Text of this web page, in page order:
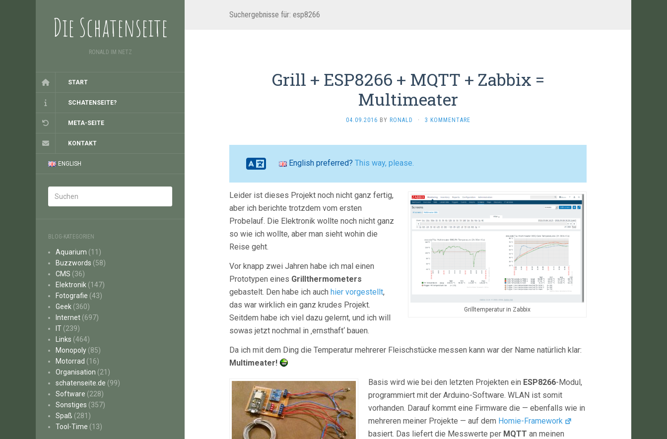
Die Schatenseite
RONALD IM NETZ
START
SCHATENSEITE?
META-SEITE
KONTAKT
ENGLISH
BLOG-KATEGORIEN
Aquarium (11)
Buzzwords (58)
CMS (36)
Elektronik (147)
Fotografie (43)
Geek (360)
Internet (697)
IT (239)
Links (464)
Monopoly (85)
Motorrad (16)
Organisation (21)
schatenseite.de (99)
Software (228)
Sonstiges (357)
Spaß (281)
Tool-Time (13)
Suchergebnisse für: esp8266
Grill + ESP8266 + MQTT + Zabbix =
Multimeater
04.09.2016 BY RONALD · 3 KOMMENTARE
English preferred? This way, please.
Grilltemperatur in Zabbix
Leider ist dieses Projekt noch nicht ganz fertig,
aber ich berichte trotzdem vom ersten
Probelauf. Die Elektronik wollte noch nicht ganz
so wie ich wollte, aber man sieht wohin die
Reise geht.
Vor knapp zwei Jahren habe ich mal einen
Prototypen eines Grillthermometers
gebastelt. Den habe ich auch hier vorgestellt,
das war wirklich ein ganz krudes Projekt.
Seitdem habe ich viel dazu gelernt, und ich will
sowas jetzt nochmal in ‚ernsthaft‘ bauen.
Da ich mit dem Ding die Temperatur mehrerer Fleischstücke messen kann war der Name natürlich klar:
Multimeater!
Basis wird wie bei den letzten Projekten ein ESP8266-Modul,
programmiert mit der Arduino-Software. WLAN ist somit
vorhanden. Darauf kommt eine Firmware die — ebenfalls wie in
mehreren meiner Projekte — auf dem Homie-Framework
basiert. Das liefert die Messwerte per MQTT an meinen